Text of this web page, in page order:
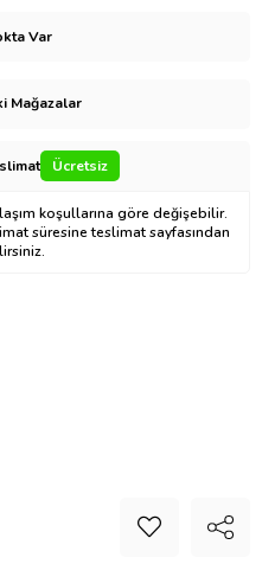
Var
Mağazalar
Ücretsiz
koşullarına göre değişebilir.
süresine teslimat sayfasından